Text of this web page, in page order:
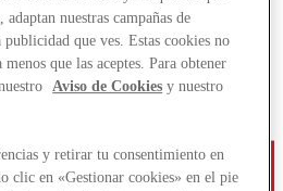
nuestras campañas de
que ves. Estas cookies no
menos que las aceptes. Para obtener
Aviso de Cookies y nuestro
y retirar tu consentimiento en
clic en «Gestionar cookies» en el pie